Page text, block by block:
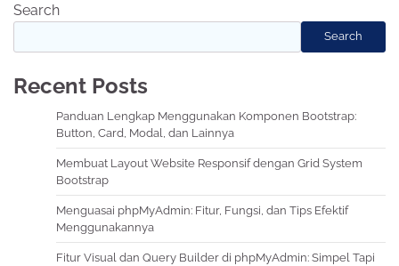
Search
Search
Recent Posts
Panduan Lengkap Menggunakan Komponen Bootstrap:
Button, Card, Modal, dan Lainnya
Membuat Layout Website Responsif dengan Grid System
Bootstrap
Menguasai phpMyAdmin: Fitur, Fungsi, dan Tips Efektif
Menggunakannya
Fitur Visual dan Query Builder di phpMyAdmin: Simpel Tapi